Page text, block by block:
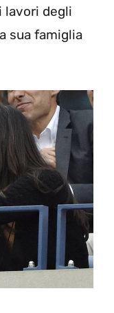
lavori degli
sua famiglia